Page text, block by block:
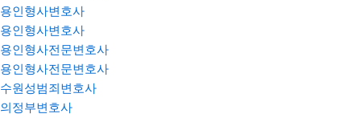
용인형사변호사
용인형사변호사
용인형사전문변호사
용인형사전문변호사
수원성범죄변호사
의정부변호사